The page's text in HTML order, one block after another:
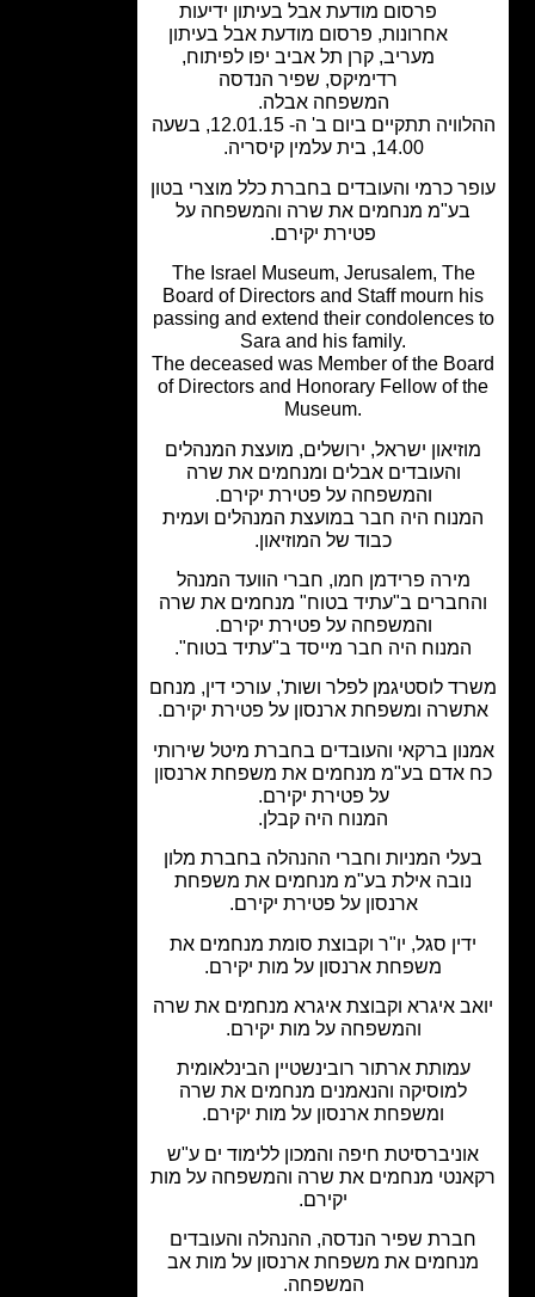
פרסום מודעת אבל בעיתון ידיעות
אחרונות,פרסום מודעת אבל בעיתון
קרן תל אביב יפו לפיתוח ,
רדימיקס,שפיר הנדסה
המשפחה אבלה.
ההלוויה תתקיים ביום ב' ה- 12.01.15, בשעה
כרמי והעובדים בחברת כלל מוצרי בטון
בע"מ מנחמים את שרה והמשפחה על
פטירת יקירם.
The Israel Museum, Jerusalem,
Board of Directors and Staff mourn
passing and extend their
Sara and his family.
The deceased was Member of the
of Directors and Honorary Fellow of
Museum.
ישראל, ירושלים, מועצת המנהלים
והעובדים אבלים ומנחמים את שרה
והמשפחה על פטירת יקירם.
היה חבר במועצת המנהלים ועמית
כבוד של המוזיאון.
מירה פרידמן חמו, חברי הוועד המנהל
ב"עתיד בטוח" מנחמים את שרה
והמשפחה על פטירת יקירם.
המנוח היה חבר מייסד ב"עתיד בטוח".
לוסטיגמן לפלר ושות', עורכי דין, מנחם
ומשפחת ארנסון על פטירת יקירם.
ברקאי והעובדים בחברת מיטל שירותי
אדם בע"מ מנחמים את משפחת ארנסון
על פטירת יקירם.
המנוח היה קבלן.
המניות וחברי ההנהלה בחברת מלון
נובה אילת בע"מ מנחמים את משפחת
ארנסון על פטירת יקירם.
סגל, יו"ר וקבוצת סומת מנחמים את
משפחת ארנסון על מות יקירם.
איגרא וקבוצת איגרא מנחמים את שרה
והמשפחה על מות יקירם.
עמותת ארתור רובינשטיין הבינלאומית
למוסיקה והנאמנים מנחמים את שרה
ומשפחת ארנסון על מות יקירם.
חיפה והמכון ללימוד ים ע"ש
מנחמים את שרה והמשפחה על מות
שפיר הנדסה, ההנהלה והעובדים
את משפחת ארנסון על מות אב
המשפחה.